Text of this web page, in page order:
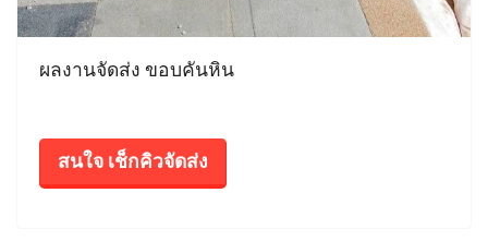
ผลงานจัดส่ง ขอบคันหิน
สนใจ เช็กคิวจัดส่ง